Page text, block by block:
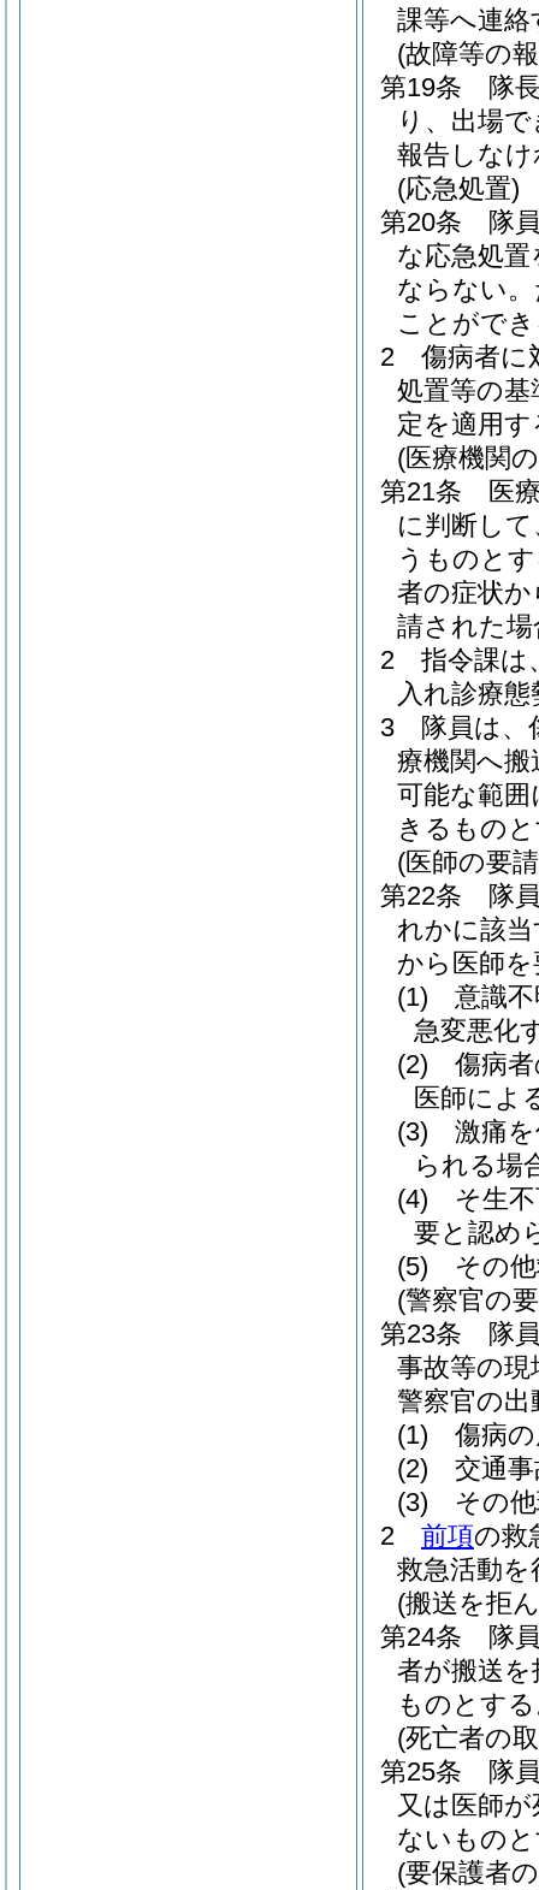
課等へ連
(故障等の
第19条
隊
り、出場
報告しな
(応急処置)
第20条
隊
な応急処
ならない。
ことがで
2
傷病者に
処置等の基
定を適用す
(医療機関
第21条
医
に判断し
うものと
者の症状
請された
2
指令課は
入れ診療
3
隊員は、
療機関へ
可能な範
きるもの
(医師の要
第22条
隊
れかに該
から医師
(1)
意識
急変悪化
(2)
傷病
医師によ
(3)
激痛
られる場
(4)
そ生
要と認め
(5)
その
(警察官の
第23条
隊
事故等の
警察官の
(1)
傷病
(2)
交通
(3)
その
2
前項の救
救急活動
(搬送を拒
第24条
隊
者が搬送
ものとす
(死亡者の
第25条
隊
又は医師
ないもの
(要保護者